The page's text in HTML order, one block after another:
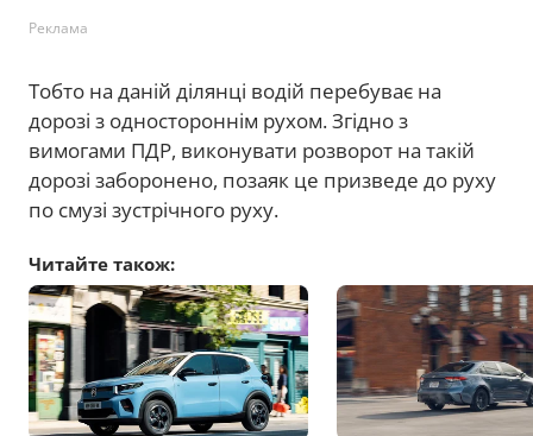
Реклама
Тобто на даній ділянці водій перебуває на
дорозі з одностороннім рухом. Згідно з
вимогами ПДР, виконувати розворот на такій
дорозі заборонено, позаяк це призведе до руху
по смузі зустрічного руху.
Читайте також: